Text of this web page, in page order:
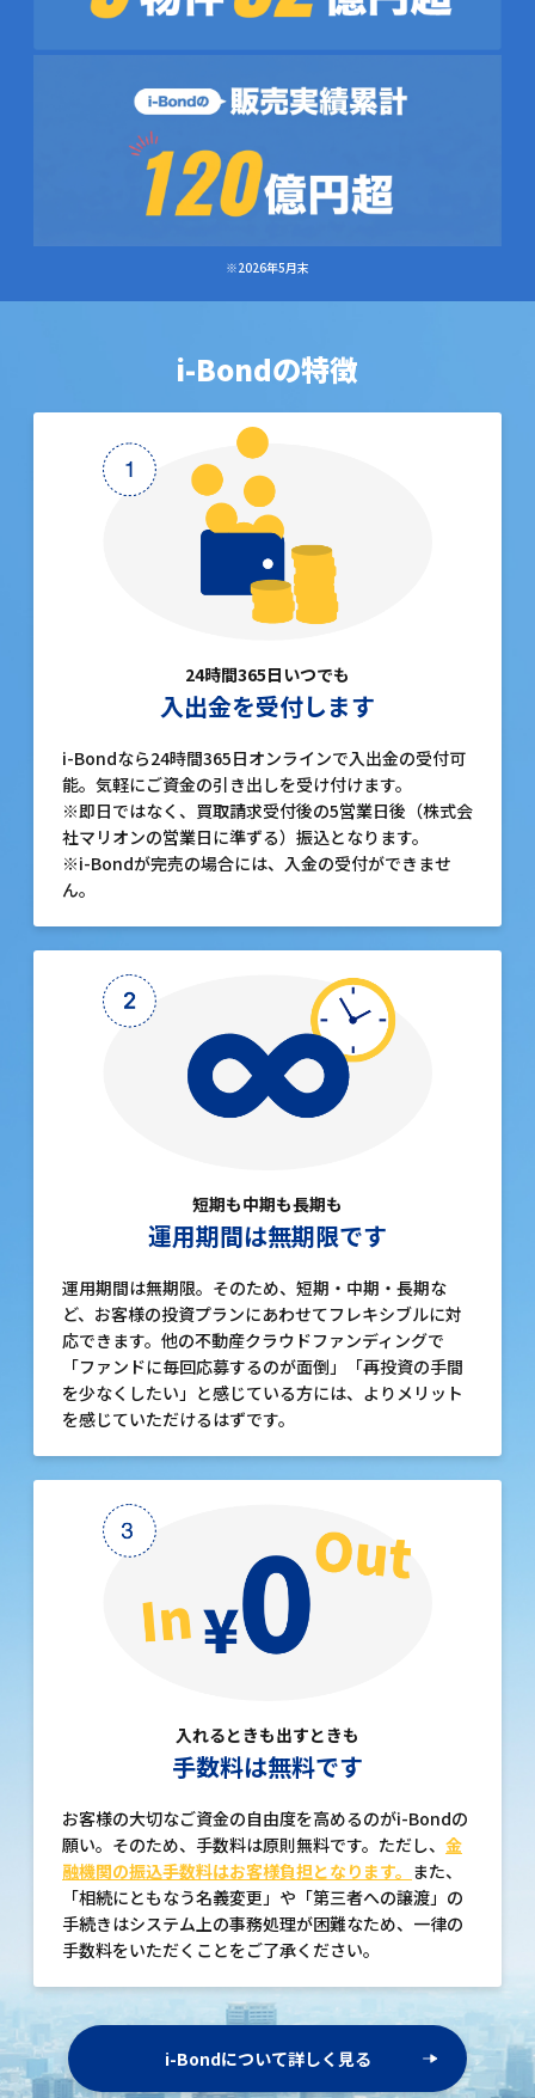
※2026年5月末
i-Bondの特徴
24時間365日いつでも
入出金を受付します
i-Bondなら24時間365日オンラインで入出金の受付可
能。気軽にご資金の引き出しを受け付けます。
※即日ではなく、買取請求受付後の5営業日後（株式会
社マリオンの営業日に準ずる）振込となります。
※i-Bondが完売の場合には、入金の受付ができませ
ん。
短期も中期も長期も
運用期間は無期限です
運用期間は無期限。そのため、短期・中期・長期な
ど、お客様の投資プランにあわせてフレキシブルに対
応できます。他の不動産クラウドファンディングで
「ファンドに毎回応募するのが面倒」「再投資の手間
を少なくしたい」と感じている方には、よりメリット
を感じていただけるはずです。
入れるときも出すときも
手数料は無料です
お客様の大切なご資金の自由度を高めるのがi-Bondの
願い。そのため、手数料は原則無料です。ただし、 金
融機関の振込手数料はお客様負担となります。 また、
「相続にともなう名義変更」や「第三者への譲渡」の
手続きはシステム上の事務処理が困難なため、一律の
手数料をいただくことをご了承ください。
i-Bondについて詳しく見る